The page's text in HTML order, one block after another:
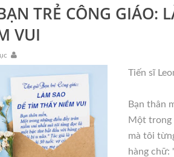
TRẺ CÔNG GIÁO:
VUI
Tiến sĩ
Bạn thân
Một trong
mà tôi
hàng chữ: